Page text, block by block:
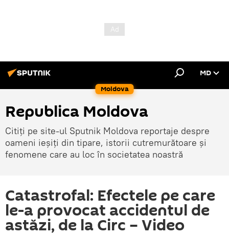
Moldova
MD
Republica Moldova
Citiți pe site-ul Sputnik Moldova reportaje despre
oameni ieșiți din tipare, istorii cutremurătoare și
fenomene care au loc în societatea noastră
Catastrofal: Efectele pe care
le-a provocat accidentul de
astăzi, de la Circ – Video